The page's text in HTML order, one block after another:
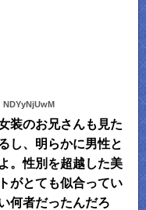
NDYyNjUwM
装のお兄さんも見た
し、明らかに男性と
。性別を超越した美
がとても似合ってい
何者だったんだろ